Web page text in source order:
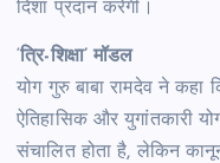
दिशा प्रदान करेगी।
‘त्रि-शिक्षा’ मॉडल
योग गुरु बाबा रामदेव ने कहा
ऐतिहासिक और युगांतकारी
संचालित होता है, लेकिन